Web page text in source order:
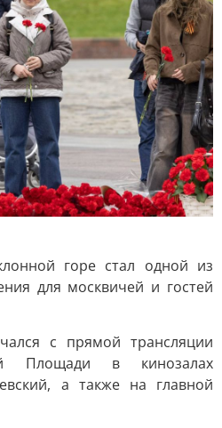
горе стал одной из
для москвичей и гостей
с прямой трансляции
Площади в кинозалах
а также на главной